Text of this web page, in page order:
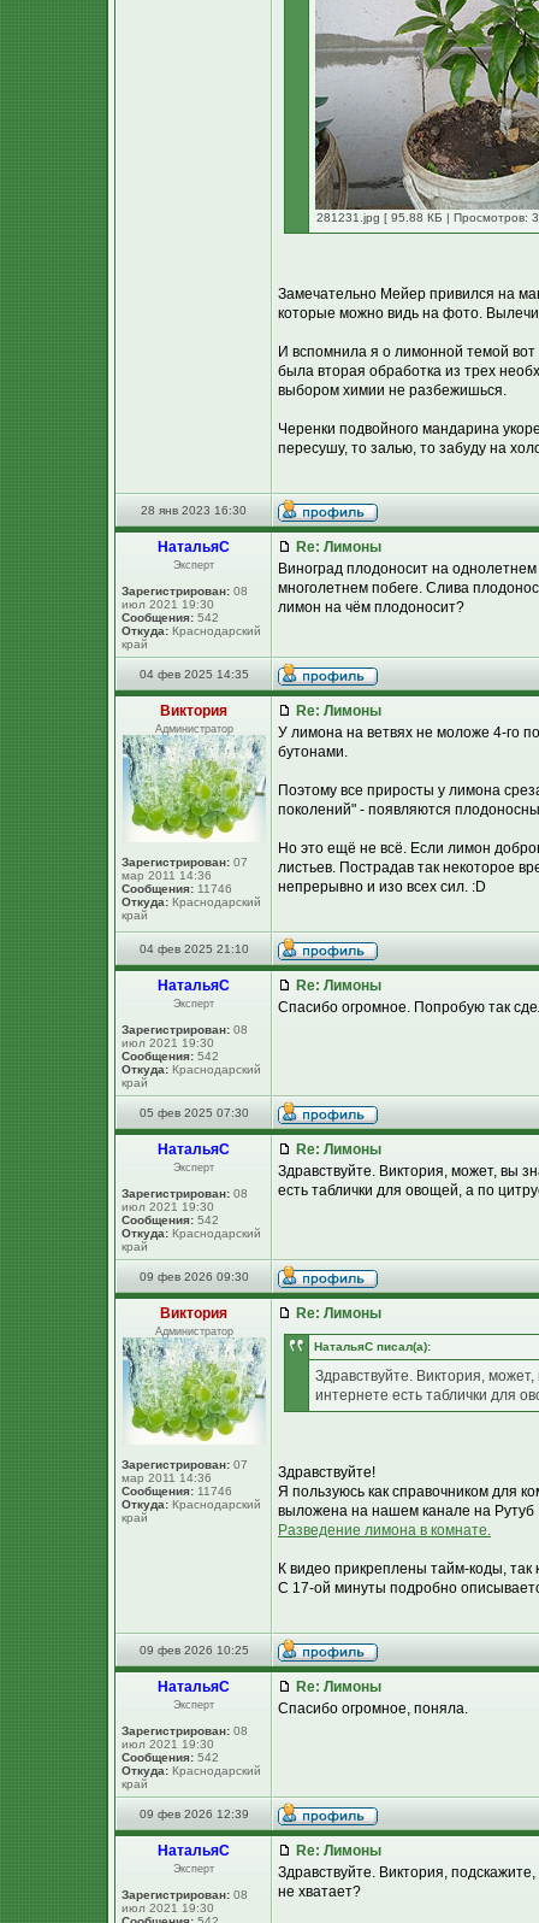
281231.jpg [ 95.88 КБ | Просмотров:
Замечательно Мейер привился на
которые можно видь на фото.
И вспомнила я о лимонной темой
была вторая обработка из трех
выбором химии не разбежишься.
Черенки подвойного мандарина
пересушу, то залью, то забуду на
28 янв 2023 16:30
НатальяС
Эксперт
Зарегистрирован: 08
июл 2021 19:30
Сообщения: 542
Откуда: Краснодарский
край
Re: Лимоны
Виноград плодоносит на
многолетнем побеге. Слива
лимон на чём плодоносит?
04 фев 2025 14:35
Виктория
Администратор
Зарегистрирован: 07
мар 2011 14:36
Сообщения: 11746
Откуда: Краснодарский
край
Re: Лимоны
У лимона на ветвях не моложе 4-го
бутонами.
Поэтому все приросты у лимона
поколений" - появляются
Но это ещё не всё. Если лимон
листьев. Пострадав так некоторое
непрерывно и изо всех сил. :D
04 фев 2025 21:10
НатальяС
Эксперт
Зарегистрирован: 08
июл 2021 19:30
Сообщения: 542
Откуда: Краснодарский
край
Re: Лимоны
Спасибо огромное. Попробую так
05 фев 2025 07:30
НатальяС
Эксперт
Зарегистрирован: 08
июл 2021 19:30
Сообщения: 542
Откуда: Краснодарский
край
Re: Лимоны
Здравствуйте. Виктория, может, вы
есть таблички для овощей, а по
09 фев 2026 09:30
Виктория
Администратор
Зарегистрирован: 07
мар 2011 14:36
Сообщения: 11746
Откуда: Краснодарский
край
Re: Лимоны
НатальяС писал(а):
Здравствуйте. Виктория,
интернете есть таблички для
Здравствуйте!
Я пользуюсь как справочником для
выложена на нашем канале на Рутуб
Разведение лимона в комнате.
К видео прикреплены тайм-коды, так
С 17-ой минуты подробно
09 фев 2026 10:25
НатальяС
Эксперт
Зарегистрирован: 08
июл 2021 19:30
Сообщения: 542
Откуда: Краснодарский
край
Re: Лимоны
Спасибо огромное, поняла.
09 фев 2026 12:39
НатальяС
Эксперт
Зарегистрирован: 08
июл 2021 19:30
Re: Лимоны
Здравствуйте. Виктория,
не хватает?